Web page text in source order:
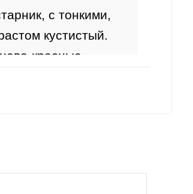
с тонкими,
кустистый.
красные.
блестящие,